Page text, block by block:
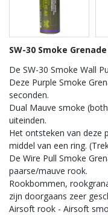
SW-30 Smoke
De SW-30 Smoke Wall
Deze Purple Smoke
seconden.
Dual Mauve smoke
uiteinden.
Het ontsteken van deze
middel van een ring.
De Wire Pull Smoke
paarse/mauve rook.
Rookbommen,
zijn doorgaans zeer
Airsoft rook - Airsoft